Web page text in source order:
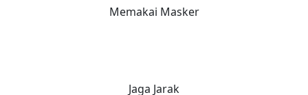
Memakai Masker
Jaga Jarak